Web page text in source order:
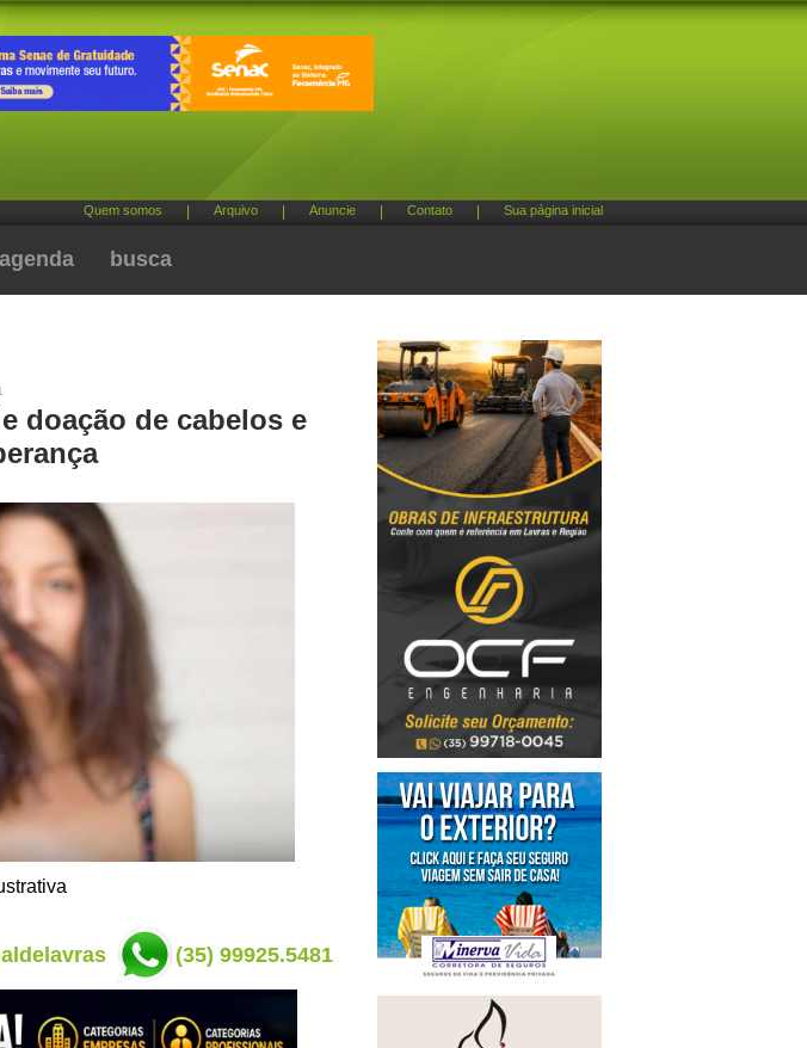
Quem somos Arquivo Anuncie Contato Sua página inicial
agenda busca
doação de cabelos e
(35) 99925.5481